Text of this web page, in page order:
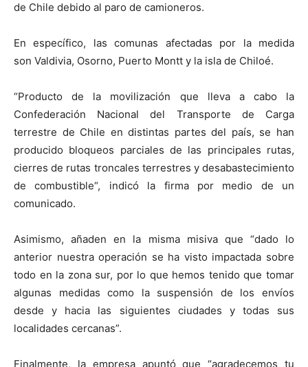
de Chile debido al paro de camioneros.
En específico, las comunas afectadas por la medida
son Valdivia, Osorno, Puerto Montt y la isla de Chiloé.
“Producto de la movilización que lleva a cabo la
Confederación Nacional del Transporte de Carga
terrestre de Chile en distintas partes del país, se han
producido bloqueos parciales de las principales rutas,
cierres de rutas troncales terrestres y desabastecimiento
de combustible“, indicó la firma por medio de un
comunicado.
Asimismo, añaden en la misma misiva que “dado lo
anterior nuestra operación se ha visto impactada sobre
todo en la zona sur, por lo que hemos tenido que tomar
algunas medidas como la suspensión de los envíos
desde y hacia las siguientes ciudades y todas sus
localidades cercanas”.
Finalmente, la empresa apuntó que “agradecemos tu